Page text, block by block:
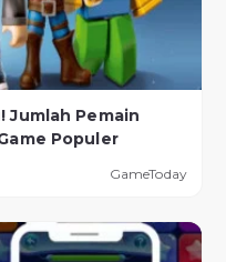
Jumlah Pemain
Populer
GameToday